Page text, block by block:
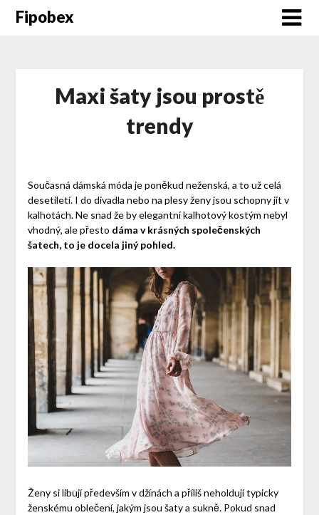
Fipobex
Maxi šaty jsou prostě
trendy
Současná dámská móda je poněkud neženská, a to už celá
desetiletí. I do divadla nebo na plesy ženy jsou schopny jít v
kalhotách. Ne snad že by elegantní kalhotový kostým nebyl
vhodný, ale přesto dáma v krásných společenských
šatech, to je docela jiný pohled.
Ženy si libují především v džínách a příliš neholdují typicky
ženskému oblečení, jakým jsou šaty a sukně. Pokud snad